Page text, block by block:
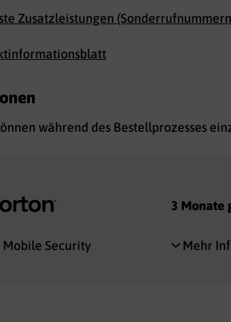
Zusatzleistungen
während des Bestellprozesses
Security
3 Monate
Mehr